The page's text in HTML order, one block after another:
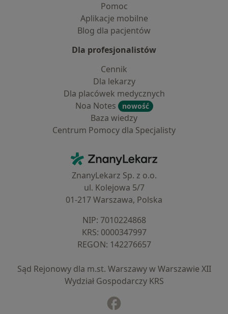
Pomoc
Aplikacje mobilne
Blog dla pacjentów
Dla profesjonalistów
Cennik
Dla lekarzy
Dla placówek medycznych
Noa Notes
nowość
Baza wiedzy
Centrum Pomocy dla Specjalisty
ZnanyLekarz - Strona główna
ZnanyLekarz Sp. z o.o.
ul. Kolejowa 5/7
01-217 Warszawa, Polska
NIP: ⁠7010224868
KRS: ⁠0000347997
REGON: ⁠142276657
Sąd Rejonowy dla m.st. Warszawy w Warszawie XII
Wydział Gospodarczy KRS